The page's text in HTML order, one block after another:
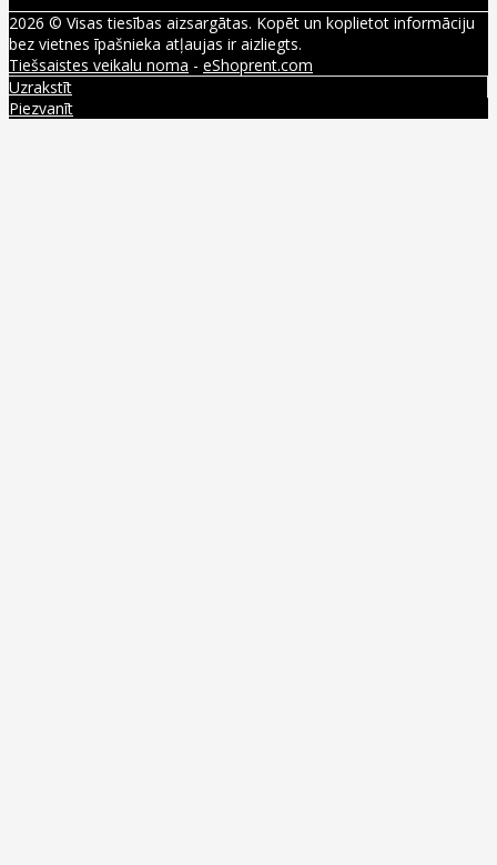
2026 © Visas tiesības aizsargātas. Kopēt un koplietot informāciju
bez vietnes īpašnieka atļaujas ir aizliegts.
Tiešsaistes veikalu noma - eShoprent.com
Uzrakstīt
Piezvanīt